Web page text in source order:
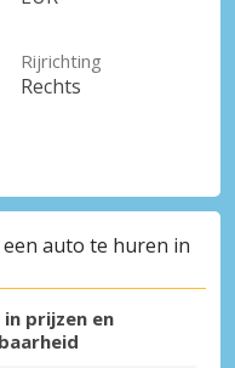
Rijrichting
Rechts
auto te huren in
prijzen en